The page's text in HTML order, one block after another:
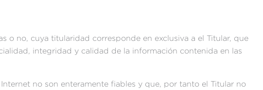
o no, cuya titularidad corresponde en exclusiva a el Titular, que
integridad y calidad de la información contenida en las
no son enteramente fiables y que, por tanto el Titular no